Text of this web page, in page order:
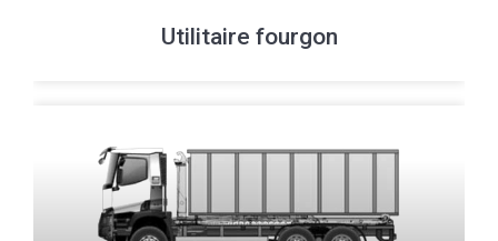
Utilitaire fourgon